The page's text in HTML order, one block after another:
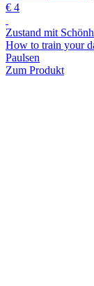
€ 4
Zustand mit
How to train your
Paulsen
Zum Produkt